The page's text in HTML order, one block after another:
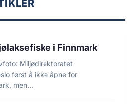
3 min lesetid
i Finnmark
Miljødirektoratet
først å ikke åpne for
men…